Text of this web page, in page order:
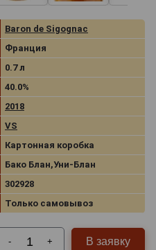
Baron de Sigognac
Франция
0.7 л
40.0%
2018
VS
Картонная коробка
Бако Блан,Уни-Блан
302928
Только самовывоз
- + В заявку